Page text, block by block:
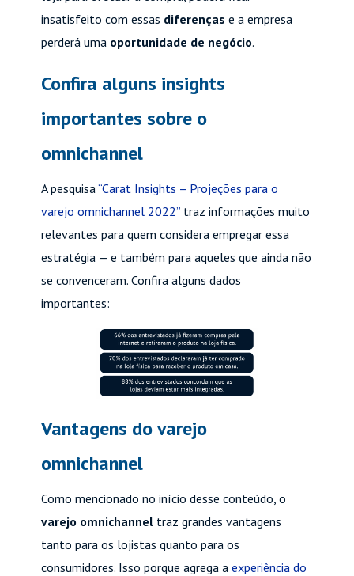
insatisfeito com essas diferenças e a empresa
perderá uma oportunidade de negócio.
Confira alguns insights
importantes sobre o
omnichannel
A pesquisa“Carat Insights – Projeções para o
varejo omnichannel 2022” traz informações muito
relevantes para quem considera empregar essa
estratégia — e também para aqueles que ainda não
se convenceram. Confira alguns dados
importantes:
Vantagens do varejo
omnichannel
Como mencionado no início desse conteúdo, o
varejo omnichannel traz grandes vantagens
tanto para os lojistas quanto para os
consumidores. Isso porque agrega aexperiência do